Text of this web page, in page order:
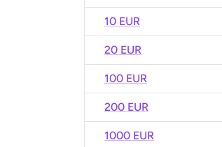
10 EUR
20 EUR
100 EUR
200 EUR
1000 EUR